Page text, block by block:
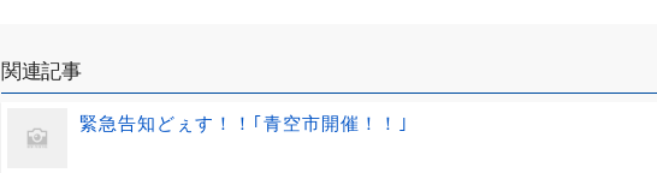
関連記事
緊急告知どぇす！！｢青空市開催！！｣